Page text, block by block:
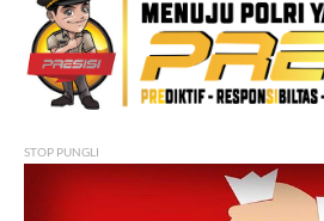
STOP PUNGLI